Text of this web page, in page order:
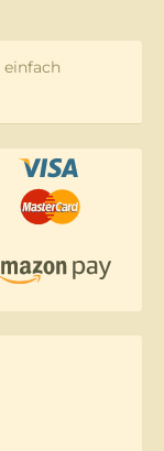
einfach